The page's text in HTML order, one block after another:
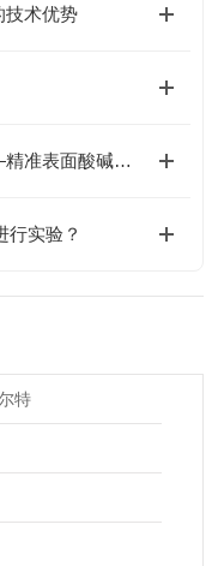
术优势
HI99171 便携式皮革 / 纸张 pH 计——精准表面酸碱测量解决方案
行实验？
特